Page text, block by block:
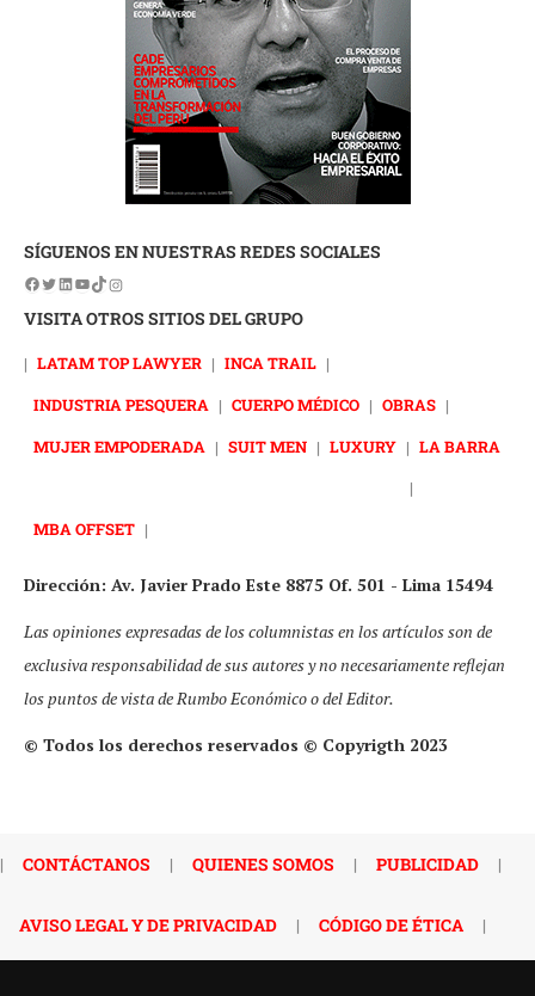
SÍGUENOS EN NUESTRAS REDES SOCIALES
VISITA OTROS SITIOS DEL GRUPO
| LATAM TOP LAWYER | INCA TRAIL |
INDUSTRIA PESQUERA | CUERPO MÉDICO | OBRAS |
MUJER EMPODERADA | SUIT MEN | LUXURY | LA BARRA
|
MBA OFFSET |
Dirección: Av. Javier Prado Este 8875 Of. 501 - Lima 15494
Las opiniones expresadas de los columnistas en los artículos son de
exclusiva responsabilidad de sus autores y no necesariamente reflejan
los puntos de vista de Rumbo Económico o del Editor.
© Todos los derechos reservados © Copyrigth 2023
| CONTÁCTANOS | QUIENES SOMOS | PUBLICIDAD |
AVISO LEGAL Y DE PRIVACIDAD | CÓDIGO DE ÉTICA |